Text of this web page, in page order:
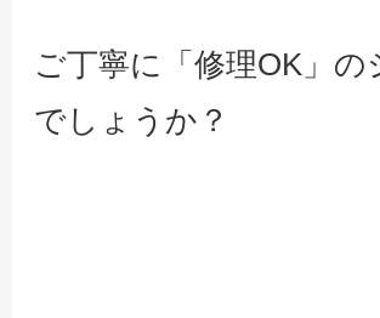
ご丁寧に「修理OK」
でしょうか？